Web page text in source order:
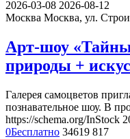
2026-03-08 2026-08-12
Москва Москва, ул.
Арт-шоу «Тайны
природы +
Галерея самоцветов
познавательное шоу. В
https://schema.org/InStock
0Бесплатно 34619 817